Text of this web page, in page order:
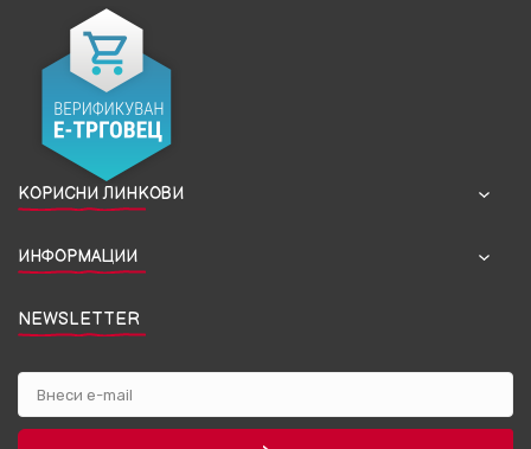
КОРИСНИ ЛИНКОВИ
ИНФОРМАЦИИ
NEWSLETTER